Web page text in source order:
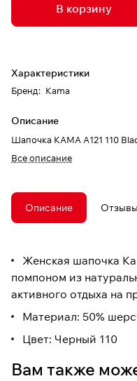
В корзину
Характеристики
Бренд: Kama
Описание
Шапочка КАМА A121 110
Все описание
Описание Отзывы
Женская шапочка
помпоном из
активного отдыха на
Материал: 50%
Цвет: Черный 110
Вам также